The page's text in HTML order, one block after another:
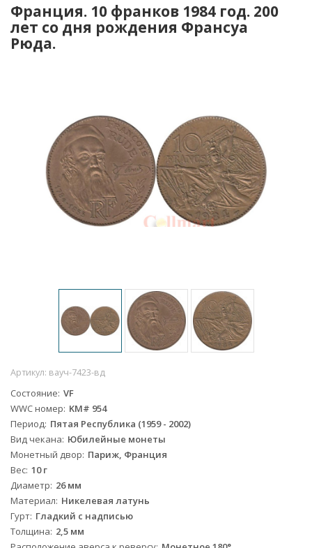
Франция. 10 франков 1984 год. 200
лет со дня рождения Франсуа
Рюда.
Артикул: вауч-7423-вд
Состояние VF
WWC номер KM# 954
Период Пятая Республика (1959 - 2002)
Вид чекана Юбилейные монеты
Монетный двор Париж, Франция
Вес 10 г
Диаметр 26 мм
Материал Никелевая латунь
Гурт Гладкий с надписью
Толщина 2,5 мм